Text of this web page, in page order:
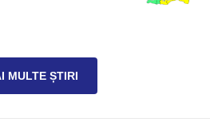
MULTE ȘTIRI